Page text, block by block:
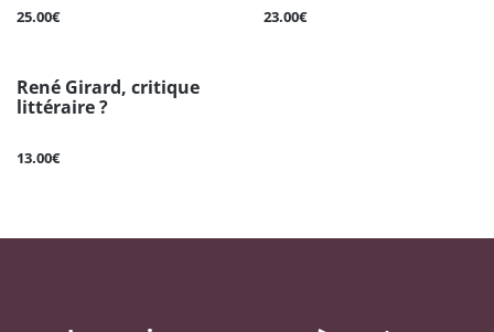
25.00€ 23.00€
René Girard, critique
littéraire ?
13.00€